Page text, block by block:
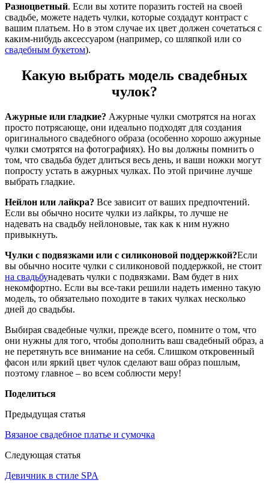
Разноцветный. Если вы хотите поразить гостей на своей
свадьбе, можете надеть чулки, которые создадут контраст с
вашим платьем. Но в этом случае их цвет должен сочетаться с
каким-нибудь аксессуаром (например, со шляпкой или со
свадебным букетом).
Какую выбрать модель свадебных
чулок?
Ажурные или гладкие? Ажурные чулки смотрятся на ногах
просто потрясающе, они идеально подходят для создания
оригинального свадебного образа (особенно хорошо ажурные
чулки смотрятся на фотографиях). Но вы должны помнить о
том, что свадьба будет длиться весь день, и ваши ножки могут
попросту устать в ажурных чулках. По этой причине лучше
выбрать гладкие.
Нейлон или лайкра? Все зависит от ваших предпочтений.
Если вы обычно носите чулки из лайкры, то лучше не
надевать на свадьбу нейлоновые, так как к ним нужно
привыкнуть.
Чулки с подвязками или с силиконовой поддержкой?Если
вы обычно носите чулки с силиконовой поддержкой, не стоит
на свадьбунадевать чулки с подвязками. Вам будет в них
некомфортно. Если вы все-таки решили надеть именно такую
модель, то обязательно походите в таких чулках несколько
дней до свадьбы.
Выбирая свадебные чулки, прежде всего, помните о том, что
они нужны для того, чтобы дополнить ваш свадебный образ, а
не перетянуть все внимание на себя. Слишком откровенный
фасон или яркий цвет чулок сделают ваш образ пошлым,
поэтому главное – во всем соблюсти меру!
Поделиться
Предыдущая статья
Вязаное свадебное платье и сумочка
Следующая статья
Девичник в стиле SPA